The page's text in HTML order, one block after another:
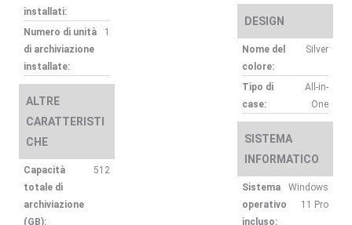
installati:
Numero di unità
di archiviazione
installate:
1
ALTRE
CARATTERISTI
CHE
Capacità
totale di
archiviazione
(GB):
512
DESIGN
Nome del
colore:
Silver
Tipo di
case:
All-in-
One
SISTEMA
INFORMATICO
Sistema
operativo
incluso:
Windows
11 Pro